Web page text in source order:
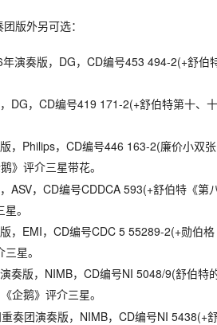
版外另可选：
演奏版，DG，CD编号453 494-2(+舒伯
DG，CD编号419 171-2(+舒伯特第十、
，Philips，CD编号446 163-2(廉价小双
》评介三星带花。
ASV，CD编号CDDCA 593(+舒伯特《第
。
，EMI，CD编号CDC 5 55289-2(+勋伯
星。
奏版，NIMB，CD编号NI 5048/9(舒伯特
企鹅》评介三星。
奏团演奏版，NIMB，CD编号NI 5438(+